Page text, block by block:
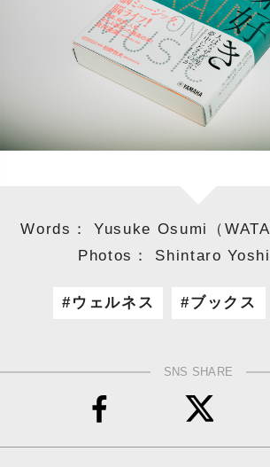
Words： Yusuke Osumi（
Photos： Shintaro
ウェルネス ブックス
SNS SHARE